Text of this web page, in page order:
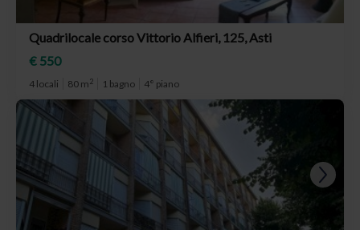
Quadrilocale corso Vittorio Alfieri, 125, Asti
€ 550
4 locali 80 m2 1 bagno 4° piano